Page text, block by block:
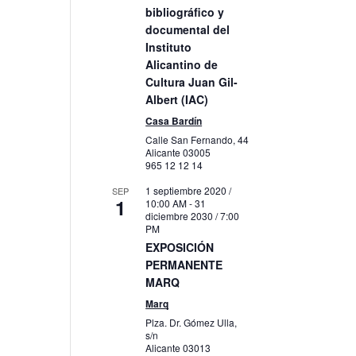
bibliográfico y
documental del
Instituto
Alicantino de
Cultura Juan Gil-
Albert (IAC)
Casa Bardín
Calle San Fernando, 44
Alicante03005
965 12 12 14
SEP
1
1 septiembre 2020 /
10:00 AM-31
diciembre 2030 / 7:00
PM
EXPOSICIÓN
PERMANENTE
MARQ
Marq
Plza. Dr. Gómez Ulla,
s/n
Alicante03013